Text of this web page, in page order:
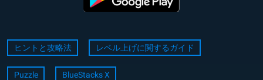
ヒントと攻略法 レベル上げに関するガイド
Puzzle BlueStacks X